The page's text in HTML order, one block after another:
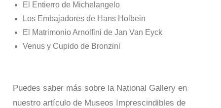
El Entierro de Michelangelo
Los Embajadores de Hans Holbein
El Matrimonio Arnolfini de Jan Van Eyck
Venus y Cupido de Bronzini
Puedes saber más sobre la National Gallery en
nuestro artículo de Museos Imprescindibles de